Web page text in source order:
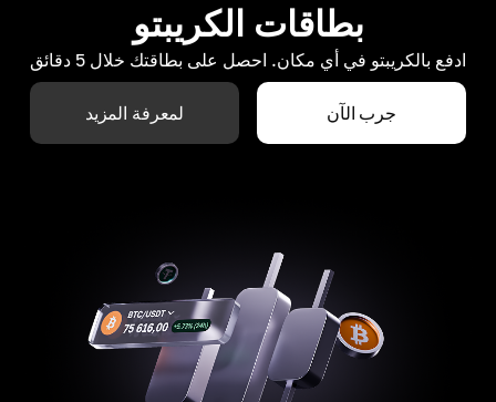
بطاقات الكريبتو
ادفع بالكريبتو في أي مكان. احصل على بطاقتك خلال 5 دقائق
جرب الآن لمعرفة المزيد